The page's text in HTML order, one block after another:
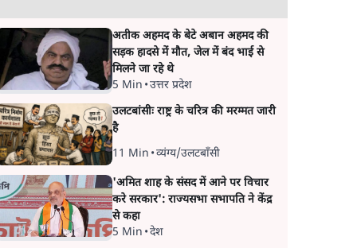
अतीक अहमद के बेटे अबान अहमद की
सड़क हादसे में मौत, जेल में बंद भाई से
मिलने जा रहे थे
5 Min •उत्तर प्रदेश
उलटबांसीः राष्ट्र के चरित्र की मरम्मत जारी
है
11 Min •व्यंग्य/उलटबाँसी
'अमित शाह के संसद में आने पर विचार
करे सरकार': राज्यसभा सभापति ने केंद्र
से कहा
5 Min •देश